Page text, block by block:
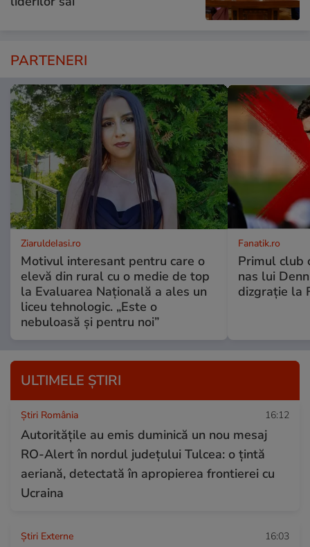
PARTENERI
ZiaruldeIasi.ro
Motivul interesant pentru care o
elevă din rural cu o medie de top
la Evaluarea Națională a ales un
liceu tehnologic. „Este o
nebuloasă și pentru noi”
Fanatik.ro
Primul club
nas lui
dizgrație la
ULTIMELE ȘTIRI
Știri România 16:12
Autoritățile au emis duminică un nou mesaj
RO-Alert în nordul județului Tulcea: o ţintă
aeriană, detectată în apropierea frontierei cu
Ucraina
Știri Externe 16:03